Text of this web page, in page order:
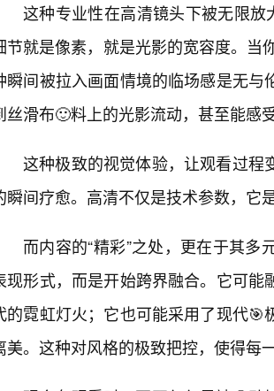
这种专业性在高清镜头下被无限放
节就是像素，就是光影的宽容度。当
瞬间被拉入画面情境的临场感是无
丝滑布🙂料上的光影流动，甚至能感
这种极致的视觉体验，让观看过程
瞬间疗愈。高清不仅是技术参数，它
而内容的“精彩”之处，更在于其
现形式，而是开始跨界融合。它可
的霓虹灯火；它也可能采用了现代
美。这种对风格的极致把控，使得每